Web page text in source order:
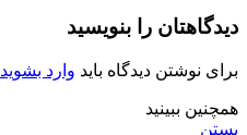
دیدگاهتان را بنویسید
برای نوشتن دیدگاه باید وارد بشوید
همچنین ببینید
بستن